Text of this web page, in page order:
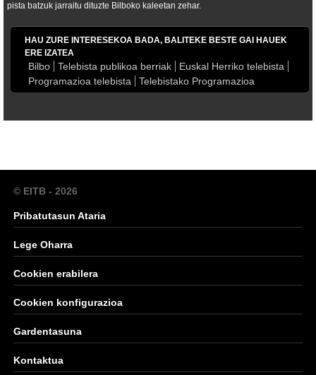
pista batzuk jarraitu dituzte Bilboko kaleetan zehar.
HAU ZURE INTERESEKOA BADA, BALITEKE BESTE GAI HAUEK
ERE IZATEA
Bilbo Telebista publikoa berriak
Euskal Herriko telebista
Programazioa telebista
Telebistako Programazioa
© EITB - 2026
Pribatutasun Ataria
Lege Oharra
Cookien erabilera
Cookien konfigurazioa
Gardentasuna
Kontaktua